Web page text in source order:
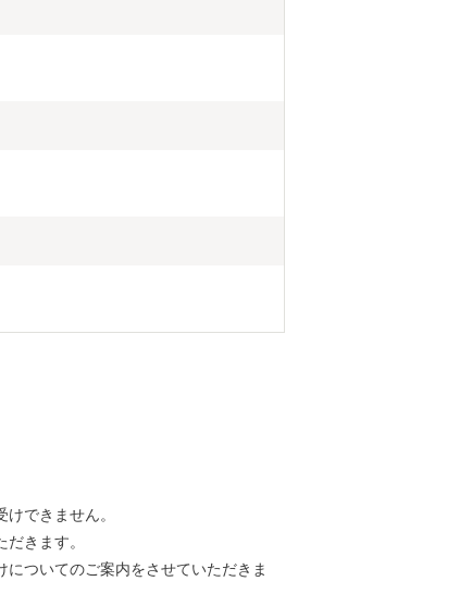
できません。
きます。
ついてのご案内をさせていただきま